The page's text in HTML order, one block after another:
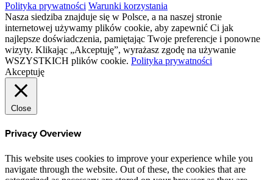
Polityka prywatności Warunki korzystania
Nasza siedziba znajduje się w Polsce, a na naszej stronie
internetowej używamy plików cookie, aby zapewnić Ci jak
najlepsze doświadczenia, pamiętając Twoje preferencje i ponowne
wizyty. Klikając „Akceptuję”, wyrażasz zgodę na używanie
WSZYSTKICH plików cookie. Polityka prywatności
Akceptuję
Close
Privacy Overview
This website uses cookies to improve your experience while you
navigate through the website. Out of these, the cookies that are